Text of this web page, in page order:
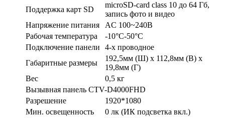
Поддержка карт SD
microSD-card class 10 до 64 Гб,
запись фото и видео
Напряжение питания
AC 100~240В
Рабочая температура
-10°C-50°C
Подключение панели
4-х проводное
Габаритные размеры
192,5мм (Ш) x 112,8мм (В) x
19,8мм (Г)
Вес
0,5 кг
Вызывная панель CTV-D4000FHD
Разрешение
1920*1080
Мин. освещенность
0 лк (ИК подсветка вкл.)